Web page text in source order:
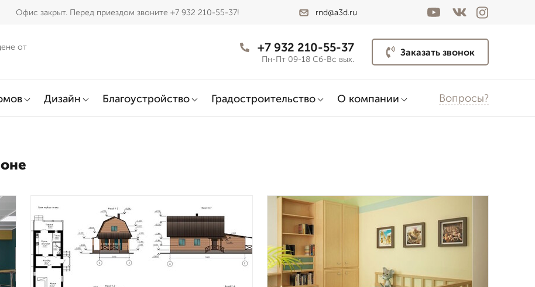
Офис закрыт. Перед приездом звоните +7 932 210-55-37! rnd@a3d.ru
от
+7 932 210-55-37
Пн-Пт 09-18 Сб-Вс вых.
Заказать звонок
Дизайн Благоустройство Градостроительство О компании Вопросы?